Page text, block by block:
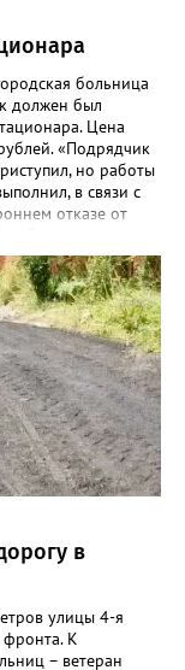
больница
должен был
Цена
«Подрядчик
но работы
в связи с
отказе от
приняла
будет два
в
улицы 4-я
К
– ветеран